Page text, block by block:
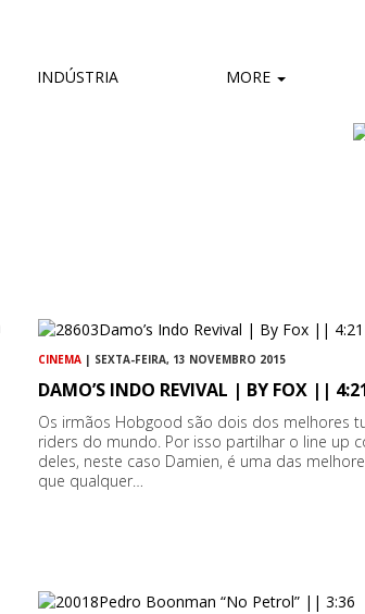
INDÚSTRIA MORE
CINEMA | SEXTA-FEIRA, 13 NOVEMBRO 2015
DAMO’S INDO REVIVAL | BY FOX ||
Os irmãos Hobgood são dois dos melhores
riders do mundo. Por isso partilhar o line up
deles, neste caso Damien, é uma das
que qualquer…